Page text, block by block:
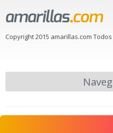
Copyright 2015 amarillas.com